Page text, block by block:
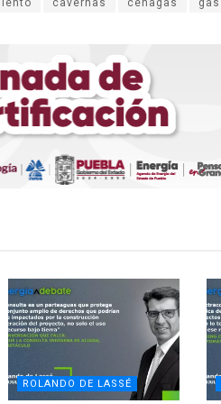
cavernas cenagas gas
ROLANDO DE LASSÉ